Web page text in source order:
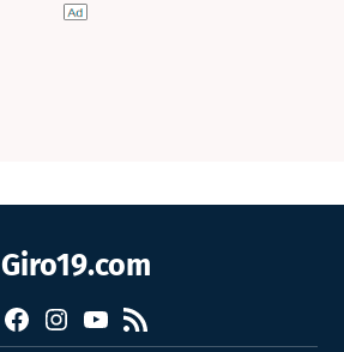
Giro19.com
FacebookInstagram
YouTube
RSS